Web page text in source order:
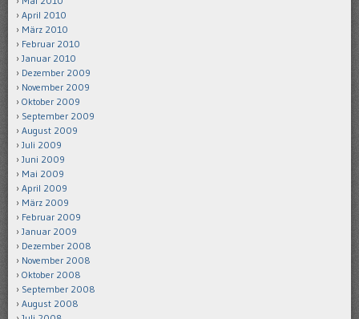
April 2010
März 2010
Februar 2010
Januar 2010
Dezember 2009
November 2009
Oktober 2009
September 2009
August 2009
Juli 2009
Juni 2009
Mai 2009
April 2009
März 2009
Februar 2009
Januar 2009
Dezember 2008
November 2008
Oktober 2008
September 2008
August 2008